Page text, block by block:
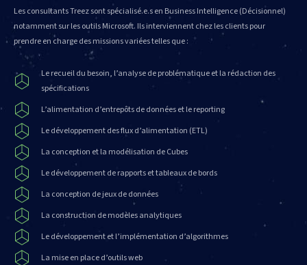
Les consultants Treez sont spécialisé.e.s en Business Intelligence (Décisionnel)
notamment sur les outils Microsoft. Ils interviennent chez les clients pour
prendre en charge des missions variées telles que :
Le recueil du besoin, l’analyse de problématique et la rédaction des
spécifications
L’alimentation d’entrepôts de données et le reporting
Le développement des flux d’alimentation (ETL)
La conception et la modélisation de Cubes
Le développement de rapports et tableaux de bords
La conception de jeux de données
La construction de modèles analytiques
Le développement et l’implémentation d’algorithmes
La mise en place d’outils web